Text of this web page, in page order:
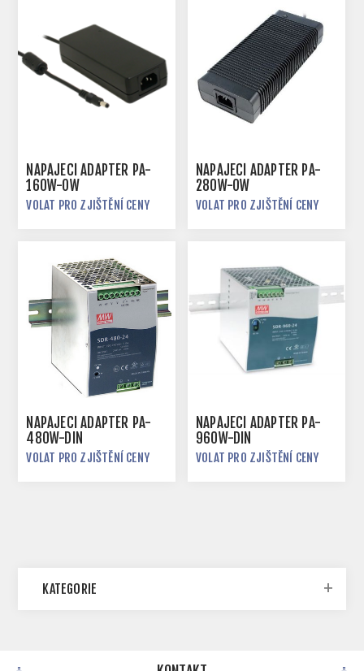
NAPÁJECÍ ADAPTÉR PA-
160W-OW
VOLAT PRO ZJIŠTĚNÍ CENY
NAPÁJECÍ ADAPTÉR PA-
280W-OW
VOLAT PRO ZJIŠTĚNÍ CENY
NAPÁJECÍ ADAPTÉR PA-
480W-DIN
VOLAT PRO ZJIŠTĚNÍ CENY
NAPÁJECÍ ADAPTÉR PA-
960W-DIN
VOLAT PRO ZJIŠTĚNÍ CENY
KATEGORIE